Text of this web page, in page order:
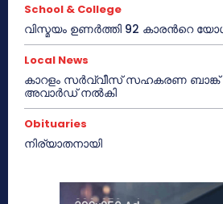
School & College
വിസ്മയം ഉണർത്തി 92 കാരൻറെ
Local News
കാറളം സർവ്വീസ് സഹകരണ ബാങ്ക്
അവാർഡ് നൽകി
Obituaries
നിര്യാതനായി